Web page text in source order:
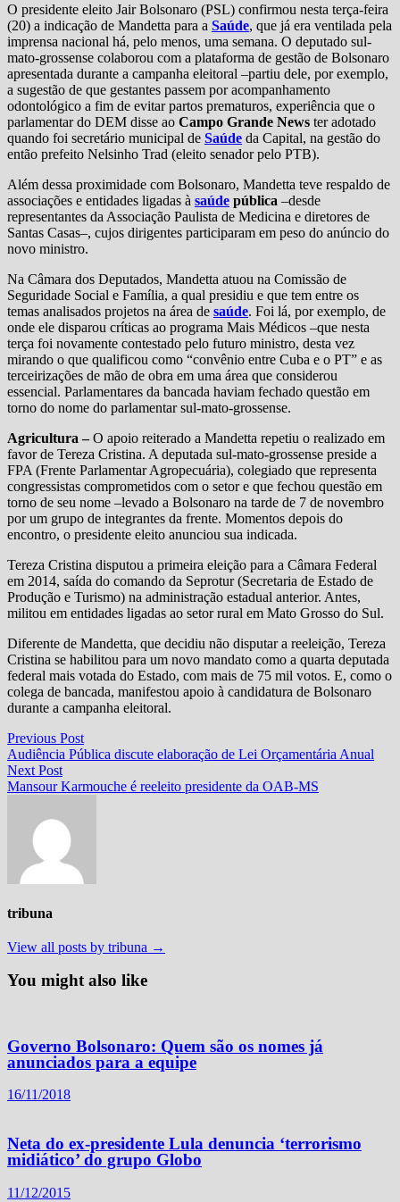
O presidente eleito Jair Bolsonaro (PSL) confirmou nesta terça-feira
(20) a indicação de Mandetta para a Saúde, que já era ventilada pela
imprensa nacional há, pelo menos, uma semana. O deputado sul-
mato-grossense colaborou com a plataforma de gestão de Bolsonaro
apresentada durante a campanha eleitoral –partiu dele, por exemplo,
a sugestão de que gestantes passem por acompanhamento
odontológico a fim de evitar partos prematuros, experiência que o
parlamentar do DEM disse ao Campo Grande News ter adotado
quando foi secretário municipal de Saúde da Capital, na gestão do
então prefeito Nelsinho Trad (eleito senador pelo PTB).
Além dessa proximidade com Bolsonaro, Mandetta teve respaldo de
associações e entidades ligadas à saúde pública –desde
representantes da Associação Paulista de Medicina e diretores de
Santas Casas–, cujos dirigentes participaram em peso do anúncio do
novo ministro.
Na Câmara dos Deputados, Mandetta atuou na Comissão de
Seguridade Social e Família, a qual presidiu e que tem entre os
temas analisados projetos na área de saúde. Foi lá, por exemplo, de
onde ele disparou críticas ao programa Mais Médicos –que nesta
terça foi novamente contestado pelo futuro ministro, desta vez
mirando o que qualificou como “convênio entre Cuba e o PT” e as
terceirizações de mão de obra em uma área que considerou
essencial. Parlamentares da bancada haviam fechado questão em
torno do nome do parlamentar sul-mato-grossense.
Agricultura –O apoio reiterado a Mandetta repetiu o realizado em
favor de Tereza Cristina. A deputada sul-mato-grossense preside a
FPA (Frente Parlamentar Agropecuária), colegiado que representa
congressistas comprometidos com o setor e que fechou questão em
torno de seu nome –levado a Bolsonaro na tarde de 7 de novembro
por um grupo de integrantes da frente. Momentos depois do
encontro, o presidente eleito anunciou sua indicada.
Tereza Cristina disputou a primeira eleição para a Câmara Federal
em 2014, saída do comando da Seprotur (Secretaria de Estado de
Produção e Turismo) na administração estadual anterior. Antes,
militou em entidades ligadas ao setor rural em Mato Grosso do Sul.
Diferente de Mandetta, que decidiu não disputar a reeleição, Tereza
Cristina se habilitou para um novo mandato como a quarta deputada
federal mais votada do Estado, com mais de 75 mil votos. E, como o
colega de bancada, manifestou apoio à candidatura de Bolsonaro
durante a campanha eleitoral.
Navegação
de
Post
Previous PostPrevious
post:
Audiência Pública discute elaboração de Lei Orçamentária Anual
Next PostNext
post:
Mansour Karmouche é reeleito presidente da OAB-MS
tribuna
View all posts by tribuna →
You might also like
Governo Bolsonaro: Quem são os nomes já
anunciados para a equipe
16/11/2018
Neta do ex-presidente Lula denuncia ‘terrorismo
midiático’ do grupo Globo
11/12/2015